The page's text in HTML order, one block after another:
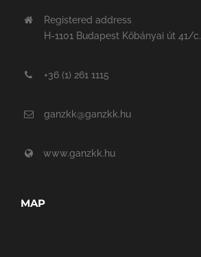
Registered address
H-1101 Budapest Kőbányai út 41/c.
+36 (1) 261 1115
ganzkk@ganzkk.hu
www.ganzkk.hu
MAP